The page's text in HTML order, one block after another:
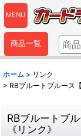
MENU
商品一覧
ホーム > リンク
> RBブルートブルース
RBブルートブ
《リンク》